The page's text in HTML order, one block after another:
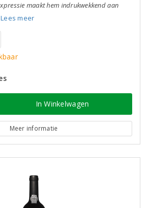
maakt hem indrukwekkend aan
Lees meer
In Winkelwagen
Meer informatie